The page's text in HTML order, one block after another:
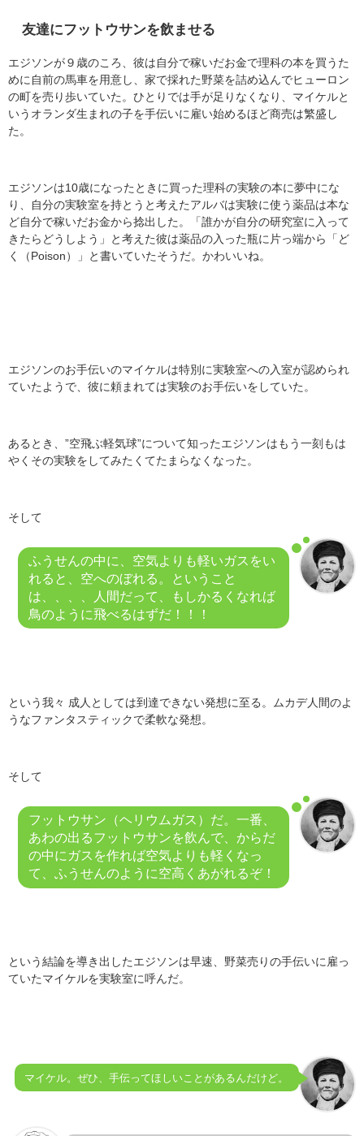
友達にフットウサンを飲ませる
エジソンが９歳のころ、彼は自分で稼いだお金で理科の本を買うた
めに自前の馬車を用意し、家で採れた野菜を詰め込んでヒューロン
の町を売り歩いていた。ひとりでは手が足りなくなり、マイケルと
いうオランダ生まれの子を手伝いに雇い始めるほど商売は繁盛し
た。
エジソンは10歳になったときに買った理科の実験の本に夢中にな
り、自分の実験室を持とうと考えたアルバは実験に使う薬品は本な
ど自分で稼いだお金から捻出した。「誰かが自分の研究室に入って
きたらどうしよう」と考えた彼は薬品の入った瓶に片っ端から「ど
く（Poison）」と書いていたそうだ。かわいいね。
エジソンのお手伝いのマイケルは特別に実験室への入室が認められ
ていたようで、彼に頼まれては実験のお手伝いをしていた。
あるとき、”空飛ぶ軽気球”について知ったエジソンはもう一刻もは
やくその実験をしてみたくてたまらなくなった。
そして
ふうせんの中に、空気よりも軽いガスをい
れると、空へのぼれる。ということ
は、、、、人間だって、もしかるくなれば
鳥のように飛べるはずだ！！！
という我々 成人としては到達できない発想に至る。ムカデ人間のよ
うなファンタスティックで柔軟な発想。
そして
フットウサン（ヘリウムガス）だ。一番、
あわの出るフットウサンを飲んで、からだ
の中にガスを作れば空気よりも軽くなっ
て、ふうせんのように空高くあがれるぞ！
という結論を導き出したエジソンは早速、野菜売りの手伝いに雇っ
ていたマイケルを実験室に呼んだ。
マイケル。ぜひ、手伝ってほしいことがあるんだけど。